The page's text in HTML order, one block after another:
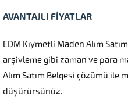
AVANTAJLI FİYATLAR
EDM Kıymetli Maden Alım
arşivleme gibi zaman ve para
Alım Satım Belgesi çözümü ile
düşürürsünüz.